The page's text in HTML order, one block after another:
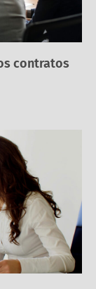
contratos